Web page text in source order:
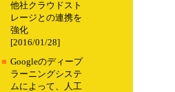
他社クラウドスト
レージとの連携を
強化
[2016/01/28]
■ Googleのディープ
ラーニングシステ
ムによって、人工